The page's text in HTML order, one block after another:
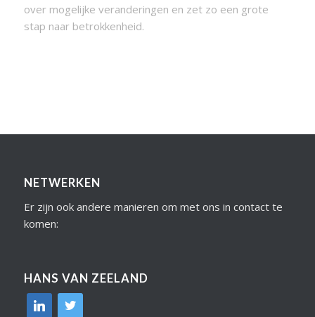
over mogelijke veranderingen en zet zo een grote
stap naar betrokkenheid.
NETWERKEN
Er zijn ook andere manieren om met ons in contact te
komen:
HANS VAN ZEELAND
linkedin
twitter